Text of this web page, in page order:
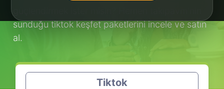
sunduğu tiktok keşfet paketlerini incele ve satın
al.
Tiktok